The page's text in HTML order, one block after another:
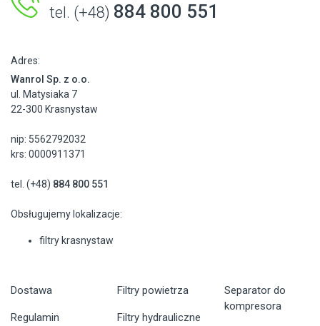
tel. (+48) 884 800 551
Adres:
Wanrol Sp. z o.o.
ul. Matysiaka 7
22-300 Krasnystaw
nip: 5562792032
krs: 0000911371
tel. (+48) 884 800 551
Obsługujemy lokalizacje:
filtry krasnystaw
Dostawa
Regulamin
Filtry powietrza
Filtry hydrauliczne
Separator do
kompresora